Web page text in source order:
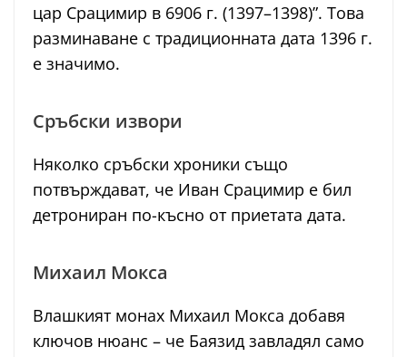
цар Срацимир в 6906 г. (1397–1398)”. Това
разминаване с традиционната дата 1396 г.
е значимо.
Сръбски извори
Няколко сръбски хроники също
потвърждават, че Иван Срацимир е бил
детрониран по-късно от приетата дата.
Михаил Мокса
Влашкият монах Михаил Мокса добавя
ключов нюанс – че Баязид завладял само